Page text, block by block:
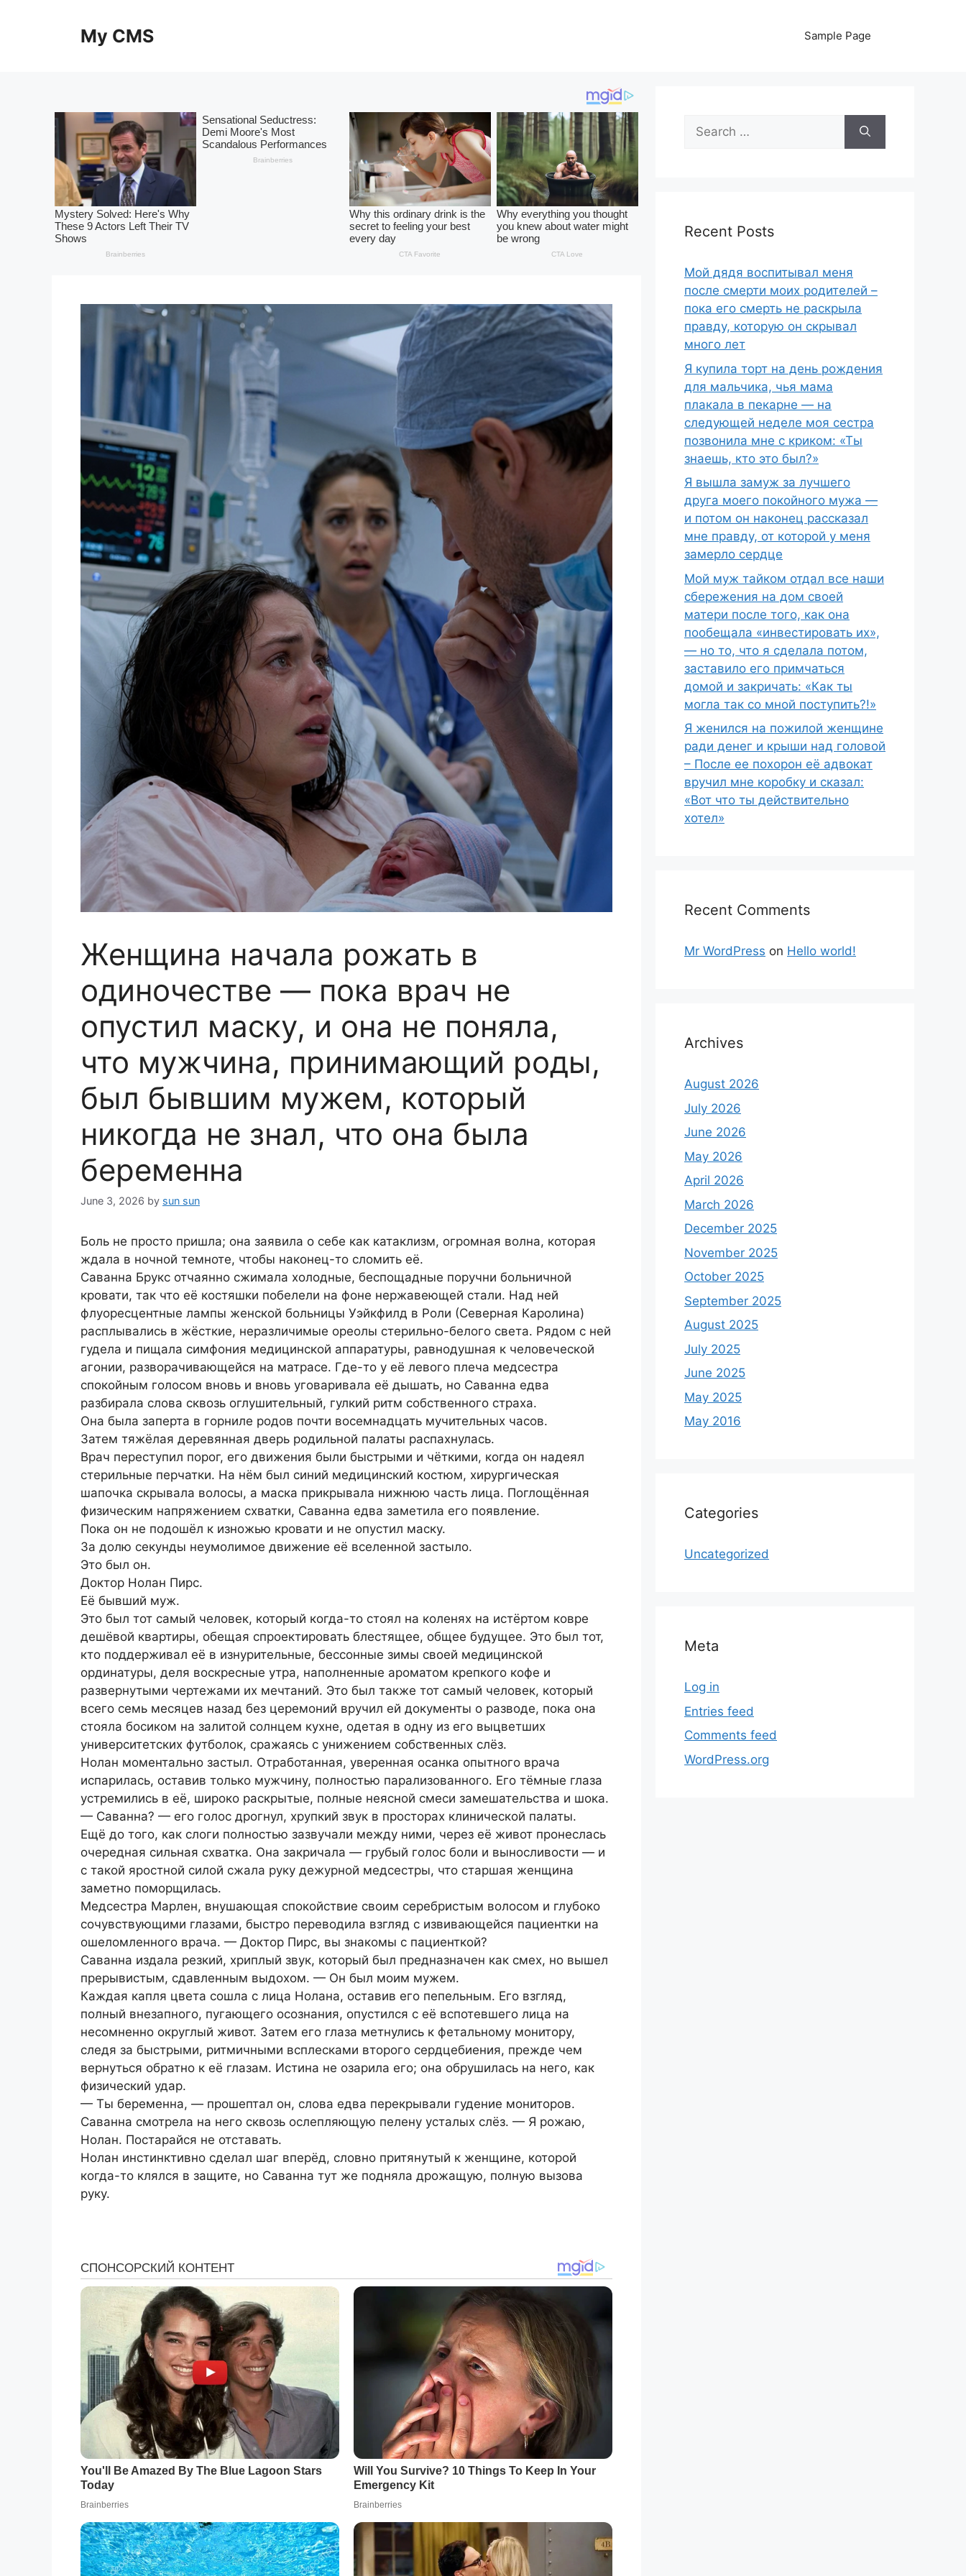
My CMS Sample Page
Женщина начала рожать в
одиночестве — пока врач не
опустил маску, и она не поняла,
что мужчина, принимающий роды,
был бывшим мужем, который
никогда не знал, что она была
беременна
June 3, 2026 by sun sun
Боль не просто пришла; она заявила о себе как катаклизм, огромная волна, которая
ждала в ночной темноте, чтобы наконец-то сломить её.
Саванна Брукс отчаянно сжимала холодные, беспощадные поручни больничной
кровати, так что её костяшки побелели на фоне нержавеющей стали. Над ней
флуоресцентные лампы женской больницы Уэйкфилд в Роли (Северная Каролина)
расплывались в жёсткие, неразличимые ореолы стерильно-белого света. Рядом с ней
гудела и пищала симфония медицинской аппаратуры, равнодушная к человеческой
агонии, разворачивающейся на матрасе. Где-то у её левого плеча медсестра
спокойным голосом вновь и вновь уговаривала её дышать, но Саванна едва
разбирала слова сквозь оглушительный, гулкий ритм собственного страха.
Она была заперта в горниле родов почти восемнадцать мучительных часов.
Затем тяжёлая деревянная дверь родильной палаты распахнулась.
Врач переступил порог, его движения были быстрыми и чёткими, когда он надеял
стерильные перчатки. На нём был синий медицинский костюм, хирургическая
шапочка скрывала волосы, а маска прикрывала нижнюю часть лица. Поглощённая
физическим напряжением схватки, Саванна едва заметила его появление.
Пока он не подошёл к изножью кровати и не опустил маску.
За долю секунды неумолимое движение её вселенной застыло.
Это был он.
Доктор Нолан Пирс.
Её бывший муж.
Это был тот самый человек, который когда-то стоял на коленях на истёртом ковре
дешёвой квартиры, обещая спроектировать блестящее, общее будущее. Это был тот,
кто поддерживал её в изнурительные, бессонные зимы своей медицинской
ординатуры, деля воскресные утра, наполненные ароматом крепкого кофе и
развернутыми чертежами их мечтаний. Это был также тот самый человек, который
всего семь месяцев назад без церемоний вручил ей документы о разводе, пока она
стояла босиком на залитой солнцем кухне, одетая в одну из его выцветших
университетских футболок, сражаясь с унижением собственных слёз.
Нолан моментально застыл. Отработанная, уверенная осанка опытного врача
испарилась, оставив только мужчину, полностью парализованного. Его тёмные глаза
устремились в её, широко раскрытые, полные неясной смеси замешательства и шока.
— Саванна? — его голос дрогнул, хрупкий звук в просторах клинической палаты.
Ещё до того, как слоги полностью зазвучали между ними, через её живот пронеслась
очередная сильная схватка. Она закричала — грубый голос боли и выносливости — и
с такой яростной силой сжала руку дежурной медсестры, что старшая женщина
заметно поморщилась.
Медсестра Марлен, внушающая спокойствие своим серебристым волосом и глубоко
сочувствующими глазами, быстро переводила взгляд с извивающейся пациентки на
ошеломленного врача. — Доктор Пирс, вы знакомы с пациенткой?
Саванна издала резкий, хриплый звук, который был предназначен как смех, но вышел
прерывистым, сдавленным выдохом. — Он был моим мужем.
Каждая капля цвета сошла с лица Нолана, оставив его пепельным. Его взгляд,
полный внезапного, пугающего осознания, опустился с её вспотевшего лица на
несомненно округлый живот. Затем его глаза метнулись к фетальному монитору,
следя за быстрыми, ритмичными всплесками второго сердцебиения, прежде чем
вернуться обратно к её глазам. Истина не озарила его; она обрушилась на него, как
физический удар.
— Ты беременна, — прошептал он, слова едва перекрывали гудение мониторов.
Саванна смотрела на него сквозь ослепляющую пелену усталых слёз. — Я рожаю,
Нолан. Постарайся не отставать.
Нолан инстинктивно сделал шаг вперёд, словно притянутый к женщине, которой
когда-то клялся в защите, но Саванна тут же подняла дрожащую, полную вызова
руку.
Search
for:
Recent Posts
Мой дядя воспитывал меня
после смерти моих родителей –
пока его смерть не раскрыла
правду, которую он скрывал
много лет
Я купила торт на день рождения
для мальчика, чья мама
плакала в пекарне — на
следующей неделе моя сестра
позвонила мне с криком: «Ты
знаешь, кто это был?»
Я вышла замуж за лучшего
друга моего покойного мужа —
и потом он наконец рассказал
мне правду, от которой у меня
замерло сердце
Мой муж тайком отдал все наши
сбережения на дом своей
матери после того, как она
пообещала «инвестировать их»,
— но то, что я сделала потом,
заставило его примчаться
домой и закричать: «Как ты
могла так со мной поступить?!»
Я женился на пожилой женщине
ради денег и крыши над головой
– После ее похорон её адвокат
вручил мне коробку и сказал:
«Вот что ты действительно
хотел»
Recent Comments
Mr WordPress on Hello world!
Archives
August 2026
July 2026
June 2026
May 2026
April 2026
March 2026
December 2025
November 2025
October 2025
September 2025
August 2025
July 2025
June 2025
May 2025
May 2016
Categories
Uncategorized
Meta
Log in
Entries feed
Comments feed
WordPress.org